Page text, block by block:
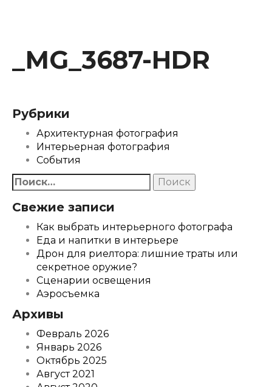
_MG_3687-HDR
Рубрики
Архитектурная фотография
Интерьерная фотография
События
Найти:
Свежие записи
Как выбрать интерьерного фотографа
Еда и напитки в интерьере
Дрон для риелтора: лишние траты или
секретное оружие?
Сценарии освещения
Аэросъемка
Архивы
Февраль 2026
Январь 2026
Октябрь 2025
Август 2021